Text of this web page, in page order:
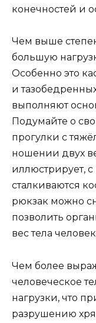
конечностей и
Чем выше
большую
Особенно это
и
выполняют
Подумайте о
прогулки с
ношении двух
иллюстрирует,
сталкиваются
рюкзак можно
позволить
вес тела
Чем более
человеческое
нагрузки, что
разрушению